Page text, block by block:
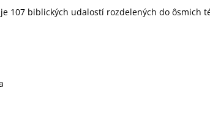
107 biblických udalostí rozdelených do ôsmich